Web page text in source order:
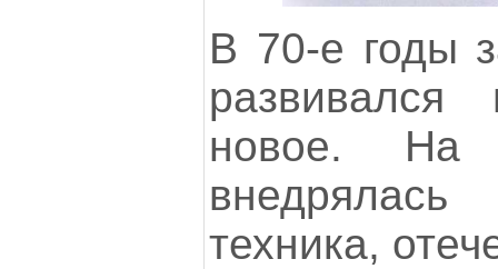
В 70-е годы
новое. На
внедрялась
техника,